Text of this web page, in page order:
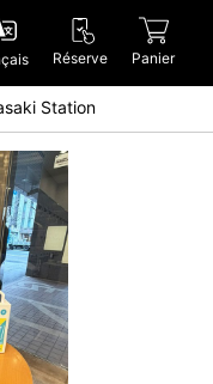
Réserve Panier
Station